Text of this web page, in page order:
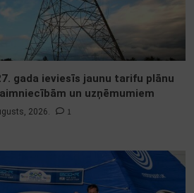
gada ieviesīs jaunu tarifu plānu
un uzņēmumiem
2026. 1